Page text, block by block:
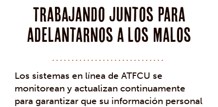
Trabajando juntos para
adelantarnos a los malos
Los sistemas en línea de ATFCU se
monitorean y actualizan continuamente
para garantizar que su información personal